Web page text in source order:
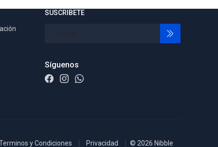
SUSCRIBETE
Síguenos
y Condiciones Privacidad © 2026 Nibble